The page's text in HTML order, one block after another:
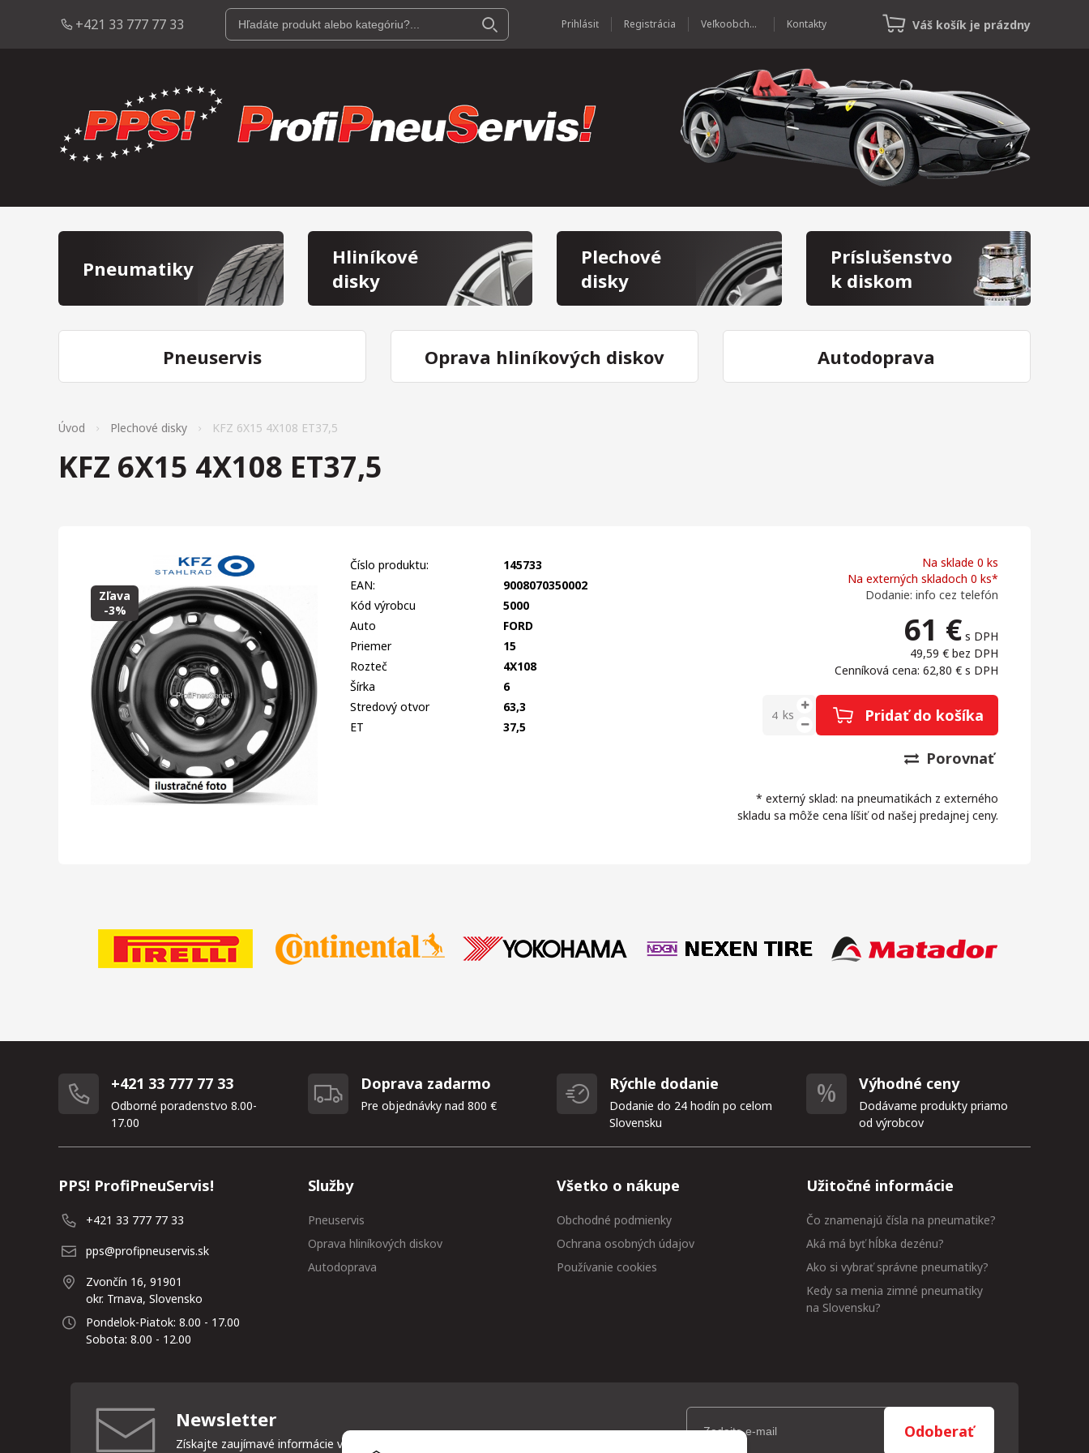
+421 33 777 77 33 Prihlásiť Registrácia Veľkoobchod Kontakty Váš košík je prázdny
Pneumatiky
Hliníkové
disky
Plechové
disky
Príslušenstvo
k diskom
Pneuservis Oprava hliníkových diskov Autodoprava
Úvod Plechové disky KFZ 6X15 4X108 ET37,5
KFZ 6X15 4X108 ET37,5
Zľava
-3%
Na sklade 0 ks
Na externých skladoch 0 ks*
Dodanie: info cez telefón
61 € s DPH
49,59 € bez DPH
Cenníková cena: 62,80 € s DPH
ks Pridať do košíka
Porovnať
* externý sklad: na pneumatikách z externého
skladu sa môže cena líšiť od našej predajnej ceny.
Číslo produktu:
145733
EAN:
9008070350002
Kód výrobcu
5000
Auto
FORD
Priemer
15
Rozteč
4X108
Šírka
6
Stredový otvor
63,3
ET
37,5
+421 33 777 77 33
Odborné poradenstvo 8.00-
17.00
Doprava zadarmo
Pre objednávky nad 800 €
Rýchle dodanie
Dodanie do 24 hodín po celom
Slovensku
Výhodné ceny
Dodávame produkty priamo
od výrobcov
PPS! ProfiPneuServis!
+421 33 777 77 33
pps@profipneuservis.sk
Zvončín 16, 91901
okr. Trnava, Slovensko
Pondelok-Piatok: 8.00 - 17.00
Sobota: 8.00 - 12.00
Služby
Pneuservis
Oprava hliníkových diskov
Autodoprava
Všetko o nákupe
Obchodné podmienky
Ochrana osobných údajov
Používanie cookies
Užitočné informácie
Čo znamenajú čísla na pneumatike?
Aká má byť hĺbka dezénu?
Ako si vybrať správne pneumatiky?
Kedy sa menia zimné pneumatiky
na Slovensku?
Newsletter
Získajte zaujímavé informácie vždy medzi prvými
Odoberať